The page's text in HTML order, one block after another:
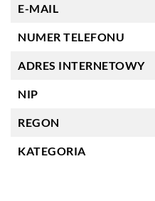
E-MAIL
NUMER TELEFONU
ADRES INTERNETOWY
NIP
REGON
KATEGORIA